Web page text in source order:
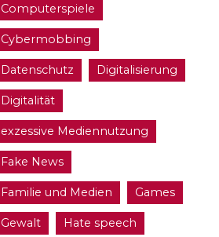
Computerspiele
Cybermobbing
Datenschutz Digitalisierung
Digitalität
exzessive Mediennutzung
Fake News
Familie und Medien Games
Gewalt Hate speech